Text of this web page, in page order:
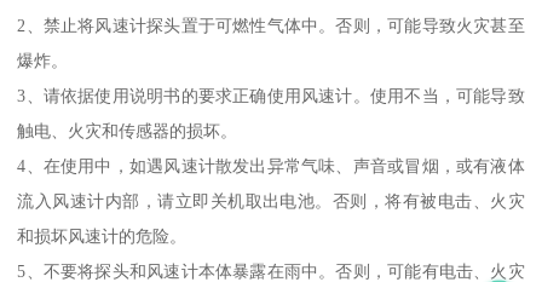
2、禁止将风速计探头置于可燃性气体中。否则，可能导致火灾甚至
爆炸。
3、请依据使用说明书的要求正确使用风速计。使用不当，可能导致
触电、火灾和传感器的损坏。
4、在使用中，如遇风速计散发出异常气味、声音或冒烟，或有液体
流入风速计内部，请立即关机取出电池。否则，将有被电击、火灾
和损坏风速计的危险。
5、不要将探头和风速计本体暴露在雨中。否则，可能有电击、火灾